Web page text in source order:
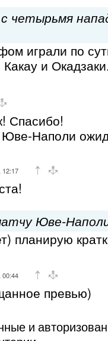
четырьмя
играли по
и
Спасибо!
Наполи
12:17
Юве-
планирую
00:44
превью)
и